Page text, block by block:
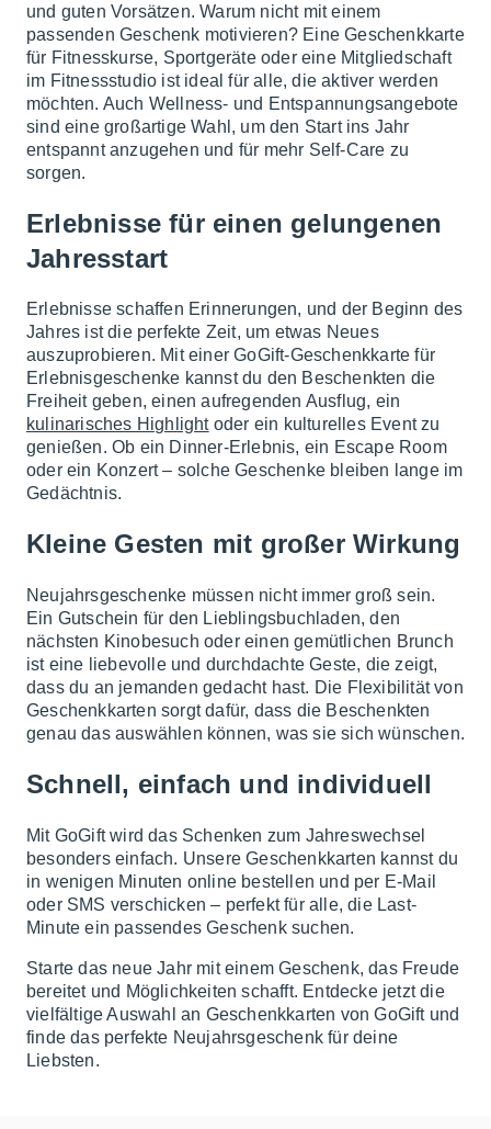
und guten Vorsätzen. Warum nicht mit einem
passenden Geschenk motivieren? Eine Geschenkkarte
für Fitnesskurse, Sportgeräte oder eine Mitgliedschaft
im Fitnessstudio ist ideal für alle, die aktiver werden
möchten. Auch Wellness- und Entspannungsangebote
sind eine großartige Wahl, um den Start ins Jahr
entspannt anzugehen und für mehr Self-Care zu
sorgen.
Erlebnisse für einen gelungenen
Jahresstart
Erlebnisse schaffen Erinnerungen, und der Beginn des
Jahres ist die perfekte Zeit, um etwas Neues
auszuprobieren. Mit einer GoGift-Geschenkkarte für
Erlebnisgeschenke kannst du den Beschenkten die
Freiheit geben, einen aufregenden Ausflug, ein
kulinarisches Highlightoder ein kulturelles Event zu
genießen. Ob ein Dinner-Erlebnis, ein Escape Room
oder ein Konzert – solche Geschenke bleiben lange im
Gedächtnis.
Kleine Gesten mit großer Wirkung
Neujahrsgeschenke müssen nicht immer groß sein.
Ein Gutschein für den Lieblingsbuchladen, den
nächsten Kinobesuch oder einen gemütlichen Brunch
ist eine liebevolle und durchdachte Geste, die zeigt,
dass du an jemanden gedacht hast. Die Flexibilität von
Geschenkkarten sorgt dafür, dass die Beschenkten
genau das auswählen können, was sie sich wünschen.
Schnell, einfach und individuell
Mit GoGift wird das Schenken zum Jahreswechsel
besonders einfach. Unsere Geschenkkarten kannst du
in wenigen Minuten online bestellen und per E-Mail
oder SMS verschicken – perfekt für alle, die Last-
Minute ein passendes Geschenk suchen.
Starte das neue Jahr mit einem Geschenk, das Freude
bereitet und Möglichkeiten schafft. Entdecke jetzt die
vielfältige Auswahl an Geschenkkarten von GoGift und
finde das perfekte Neujahrsgeschenk für deine
Liebsten.